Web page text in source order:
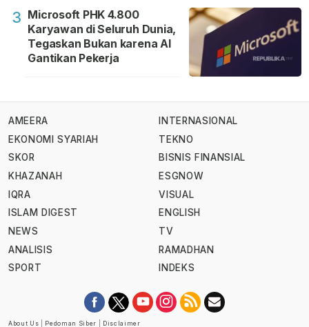
3 Microsoft PHK 4.800
Karyawan di Seluruh Dunia,
Tegaskan Bukan karena AI
Gantikan Pekerja
AMEERA
EKONOMI SYARIAH
SKOR
KHAZANAH
IQRA
ISLAM DIGEST
NEWS
ANALISIS
SPORT
INTERNASIONAL
TEKNO
BISNIS FINANSIAL
ESGNOW
VISUAL
ENGLISH
TV
RAMADHAN
INDEKS
About Us Pedoman Siber Disclaimer